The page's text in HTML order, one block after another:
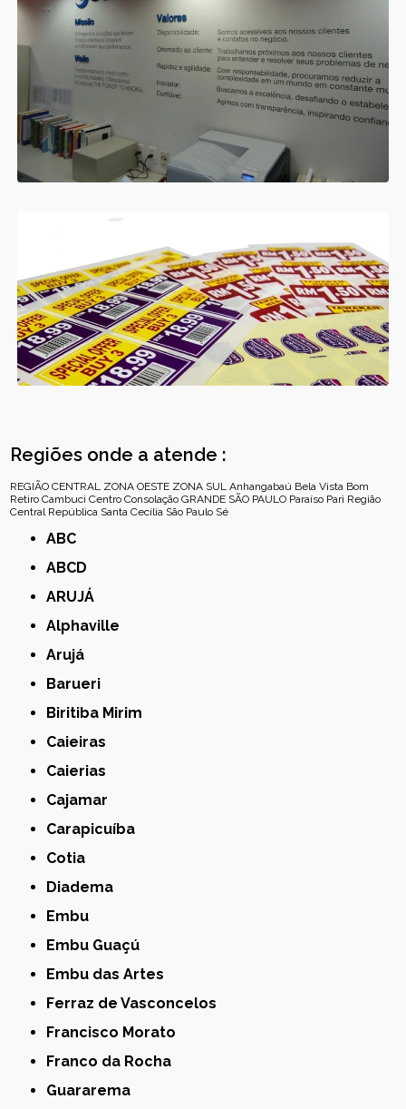
Regiões onde a atende :
REGIÃO CENTRAL ZONA OESTE ZONA SUL Anhangabaú Bela Vista Bom
Retiro Cambuci Centro Consolação GRANDE SÃO PAULO Paraíso Pari Região
Central República Santa Cecília São Paulo Sé
ABC
ABCD
ARUJÁ
Alphaville
Arujá
Barueri
Biritiba Mirim
Caieiras
Caierias
Cajamar
Carapicuíba
Cotia
Diadema
Embu
Embu Guaçú
Embu das Artes
Ferraz de Vasconcelos
Francisco Morato
Franco da Rocha
Guararema